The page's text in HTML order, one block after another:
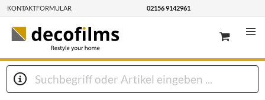
KONTAKTFORMULAR 02156 9142961